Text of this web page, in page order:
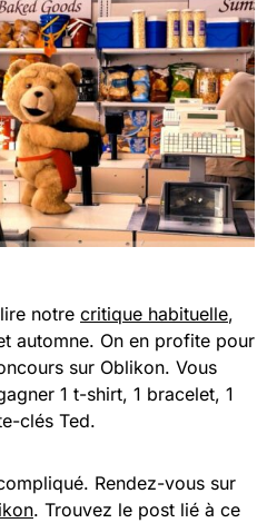
notre critique habituelle,
automne. On en profite pour
sur Oblikon. Vous
1 t-shirt, 1 bracelet, 1
clés Ted.
Rendez-vous sur
. Trouvez le post lié à ce